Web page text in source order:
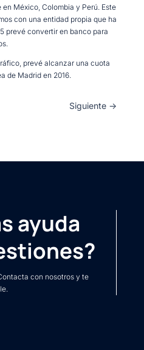
México, Colombia y Perú. Este
con una entidad propia que ha
prevé convertir en banco para
prevé alcanzar una cuota
de Madrid en 2016.
Siguiente →
ayuda
con nosotros y te